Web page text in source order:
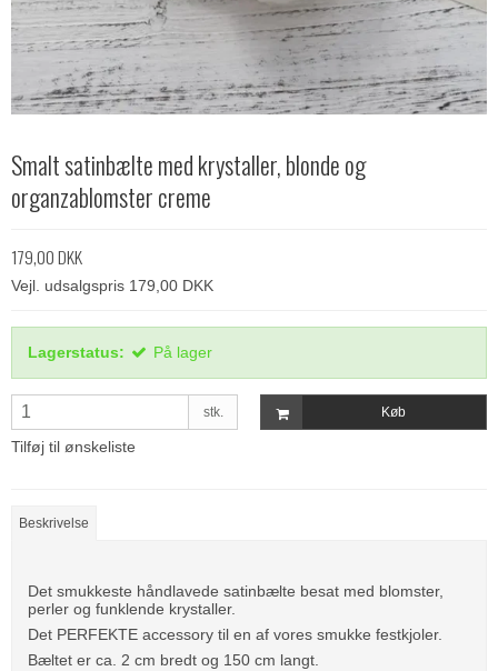
Smalt satinbælte med krystaller, blonde og
organzablomster creme
179,00 DKK
Vejl. udsalgspris 179,00 DKK
Lagerstatus: På lager
stk. Køb
Tilføj til ønskeliste
Beskrivelse
Det smukkeste håndlavede satinbælte besat med blomster,
perler og funklende krystaller.
Det PERFEKTE accessory til en af vores smukke festkjoler.
Bæltet er ca. 2 cm bredt og 150 cm langt.